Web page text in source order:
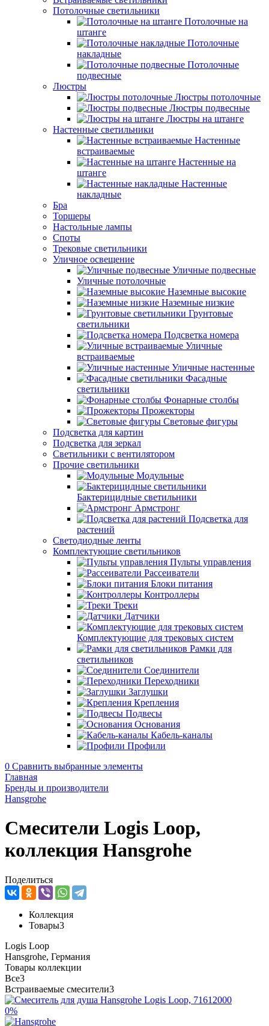
Потолочные светильники
Потолочные на
штанге
Потолочные
накладные
Потолочные
подвесные
Люстры
Люстры потолочные
Люстры подвесные
Люстры на штанге
Настенные светильники
Настенные
встраиваемые
Настенные на
штанге
Настенные
накладные
Бра
Торшеры
Настольные лампы
Споты
Трековые светильники
Уличное освещение
Уличные подвесные
Уличные потолочные
Наземные высокие
Наземные низкие
Грунтовые
светильники
Подсветка номера
Уличные
встраиваемые
Уличные настенные
Фасадные
светильники
Фонарные столбы
Прожекторы
Световые фигуры
Подсветка для картин
Подсветка для зеркал
Светильники с вентилятором
Прочие светильники
Модульные
Бактерицидные светильники
Армстронг
Подсветка для
растений
Светодиодные ленты
Комплектующие светильников
Пульты управления
Рассеиватели
Блоки питания
Контроллеры
Треки
Датчики
Комплектующие для трековых систем
Рамки для
светильников
Соединители
Переходники
Заглушки
Крепления
Подвесы
Основания
Кабель-каналы
Профили
0 Сравнить выбранные элементы
Главная
Бренды и производители
Hansgrohe
Смесители Logis Loop,
коллекция Hansgrohe
Поделиться
Коллекция
Товары3
Logis Loop
Hansgrohe, Германия
Товары коллекции
Все3
Встраиваемые смесители3
0%